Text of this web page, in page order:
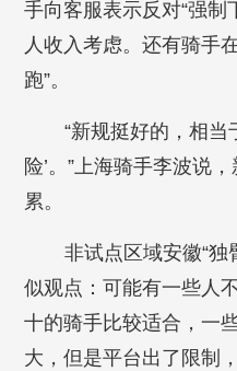
手向客服表示反对“强制
人收入考虑。还有骑手
跑”。
“新规挺好的，相当
险’。”上海骑手李波说
累。
非试点区域安徽“独
似观点：可能有一些人
十的骑手比较适合，一
大，但是平台出了限制